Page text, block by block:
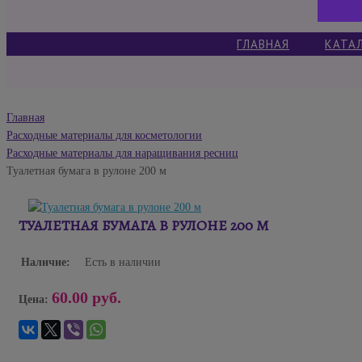
ГЛАВНАЯ
Главная
Расходные материалы для косметологии
Расходные материалы для наращивания ресниц
Туалетная бумага в рулоне 200 м
ТУАЛЕТНАЯ БУМАГА В РУЛОНЕ 200 М
Наличие: Есть в наличии
Цена: 60.00 руб.